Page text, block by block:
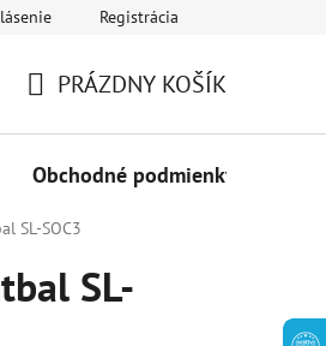
Registrácia
KOŠÍK
PRÁZDNY KOŠÍK
Obchodné podmienky
SL-SOC3
SL-